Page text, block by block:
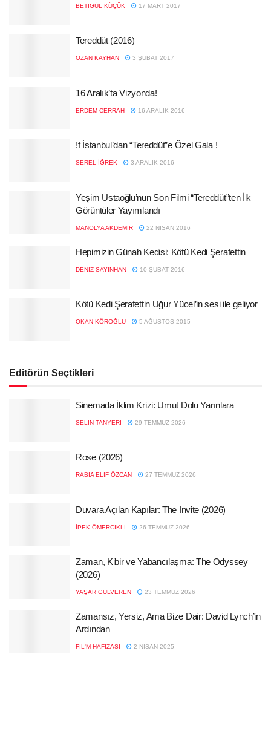
BETIGÜL KÜÇÜK 17 MART 2017
Tereddüt (2016)
OZAN KAYHAN 3 ŞUBAT 2017
16 Aralık’ta Vizyonda!
ERDEM CERRAH 16 ARALIK 2016
!f İstanbul’dan “Tereddüt”e Özel Gala !
SEREL İĞREK 3 ARALIK 2016
Yeşim Ustaoğlu’nun Son Filmi “Tereddüt”ten İlk
Görüntüler Yayımlandı
MANOLYA AKDEMIR 22 NISAN 2016
Hepimizin Günah Kedisi: Kötü Kedi Şerafettin
DENIZ SAYINHAN 10 ŞUBAT 2016
Kötü Kedi Şerafettin Uğur Yücel’in sesi ile geliyor
OKAN KÖROĞLU 5 AĞUSTOS 2015
Editörün Seçtikleri
Sinemada İklim Krizi: Umut Dolu Yarınlara
SELIN TANYERI 29 TEMMUZ 2026
Rose (2026)
RABIA ELIF ÖZCAN 27 TEMMUZ 2026
Duvara Açılan Kapılar: The Invite (2026)
İPEK ÖMERCIKLI 26 TEMMUZ 2026
Zaman, Kibir ve Yabancılaşma: The Odyssey
(2026)
YAŞAR GÜLVEREN 23 TEMMUZ 2026
Zamansız, Yersiz, Ama Bize Dair: David Lynch’in
Ardından
FIL'M HAFIZASI 2 NISAN 2025